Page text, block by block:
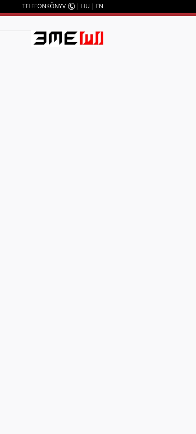
TELEFONKÖNYV | HU | EN